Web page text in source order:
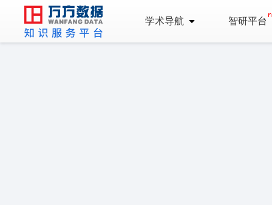
学术导航 智研平台